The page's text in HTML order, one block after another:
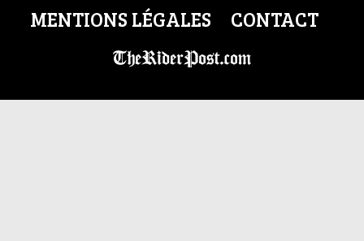
MENTIONS LÉGALES CONTACT